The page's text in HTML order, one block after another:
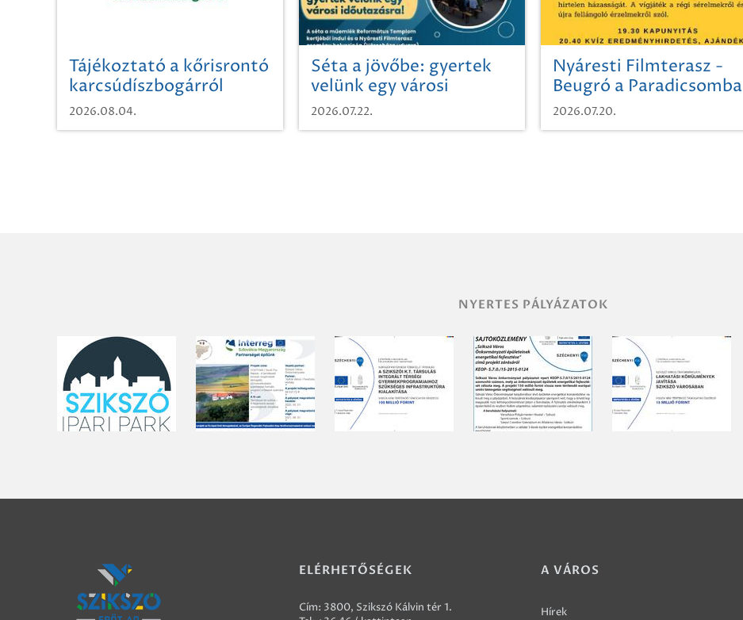
Tájékoztató a kőrisrontó
karcsúdíszbogárról
2026.08.04.
Séta a jövőbe: gyertek
velünk egy városi
időutazásra!
2026.07.22.
Nyáresti Filmterasz -
Beugró a Paradicsomba
2026.07.20.
NYERTES PÁLYÁZATOK
ELÉRHETŐSÉGEK
Cím: 3800, Szikszó Kálvin tér 1.
A VÁROS
Hírek